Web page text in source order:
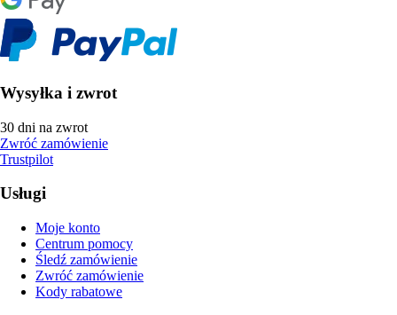
Wysyłka i zwrot
30 dni na zwrot
Zwróć zamówienie
Trustpilot
Usługi
Moje konto
Centrum pomocy
Śledź zamówienie
Zwróć zamówienie
Kody rabatowe